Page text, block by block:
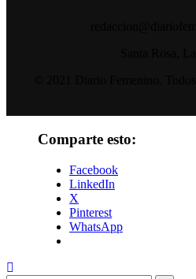
Comparte esto:
Facebook
LinkedIn
X
Pinterest
WhatsApp